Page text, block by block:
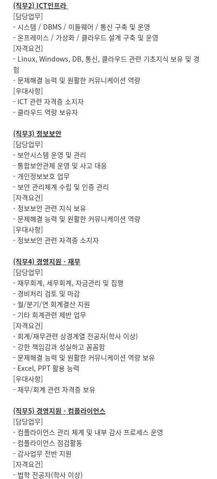
(직무2) ICT인프라
[담당업무]
- 시스템 / DBMS / 미들웨어 / 통신 구축 및 운영
- 온프레미스 / 가상화 / 클라우드 설계 구축 및 운영
[자격요건]
- Linux, Windows, DB, 통신, 클라우드 관련 기초지식 보유 및 경
험
- 문제해결 능력 및 원활한 커뮤니케이션 역량
[우대사항]
- ICT 관련 자격증 소지자
- 클라우드 역량 보유자
(직무3) 정보보안
[담당업무]
- 보안시스템 운영 및 관리
- 통합보안관제 운영 및 사고 대응
- 개인정보보호 업무
- 보안 관리체계 수립 및 인증 관리
[자격요건]
- 정보보안 관련 지식 보유
- 문제해결 능력 및 원활한 커뮤니케이션 역량
[우대사항]
- 정보보안 관련 자격증 소지자
(직무4) 경영지원 - 재무
[담당업무]
- 재무회계, 세무회계, 자금관리 및 집행
- 경비처리 검토 및 마감
- 월/분기/연 회계결산 지원
- 기타 회계관련 제반 업무
[자격요건]
- 회계/재무관련 상경계열 전공자(학사 이상)
- 강한 책임감과 성실하고 꼼꼼함
- 문제해결 능력 및 원활한 커뮤니케이션 역량 보유
- Excel, PPT 활용 능력
[우대사항]
- 재무/회계 관련 자격증 보유
(직무5) 경영지원 - 컴플라이언스
[담당업무]
- 컴플라이언스 관리 체계 및 내부 감사 프로세스 운영
- 컴플라이언스 점검활동
- 감사업무 전반 지원
[자격요건]
- 법학 전공자(학사 이상)